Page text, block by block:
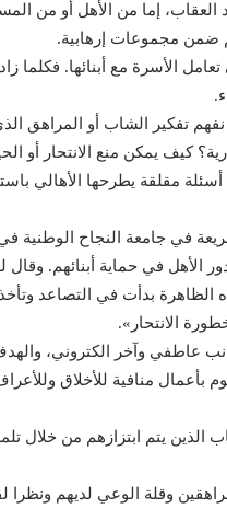
إما من الأهل أو من
ضمن مجموعات إرهابية.
الأسرة مع أبنائها. فكلما
تفكير الشاب أو المراهق
كيف يمكن منع الانتحار أو
أسئلة مقلقة يطرحها الأهالي
في جامعة النجاح الوطنية
في حماية أبنائهم. وقال
بدأت في التصاعد وتأخذ
الانتحار».
عاطفي وآخر الكتروني،
بأعمال منافية للأخلاق
الذين يتم ابتزازهم من خلال
وقلة الوعي لديهم ونظرا